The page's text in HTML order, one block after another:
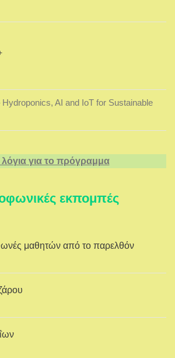
AI and IoT for Sustainable
λόγια για το πρόγραμμα
εκπομπές
μαθητών από το παρελθόν